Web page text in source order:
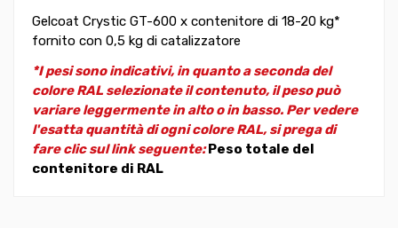
Gelcoat Crystic GT-600 x contenitore di 18-20 kg*
fornito con 0,5 kg di catalizzatore
*I pesi sono indicativi, in quanto a seconda del
colore RAL selezionate il contenuto, il peso può
variare leggermente in alto o in basso. Per vedere
l'esatta quantità di ogni colore RAL, si prega di
fare clic sul link seguente:Peso totale del
contenitore di RAL